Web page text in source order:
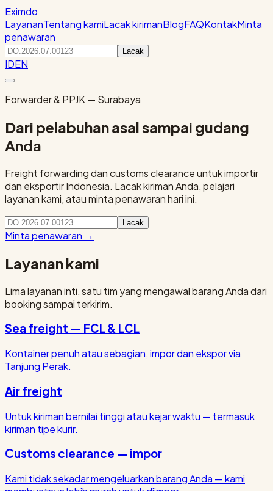
Eximdo
LayananTentang kamiLacak kirimanBlogFAQKontakMinta
penawaran
Lacak
IDEN
Forwarder & PPJK — Surabaya
Dari pelabuhan asal sampai gudang
Anda
Freight forwarding dan customs clearance untuk importir
dan eksportir Indonesia. Lacak kiriman Anda, pelajari
layanan kami, atau minta penawaran hari ini.
Lacak
Minta penawaran →
Layanan kami
Lima layanan inti, satu tim yang mengawal barang Anda dari
booking sampai terkirim.
Sea freight — FCL & LCL
Kontainer penuh atau sebagian, impor dan ekspor via
Tanjung Perak.
Air freight
Untuk kiriman bernilai tinggi atau kejar waktu — termasuk
kiriman tipe kurir.
Customs clearance — impor
Kami tidak sekadar mengeluarkan barang Anda — kami